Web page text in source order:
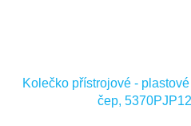
Kolečko přístrojové -
čep,